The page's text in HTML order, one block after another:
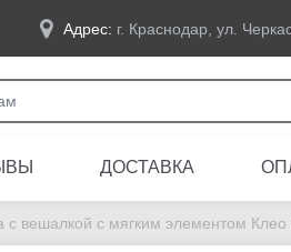
Адрес: г. Краснодар, ул.
ДОСТАВКА
с вешалкой с мягким элементом